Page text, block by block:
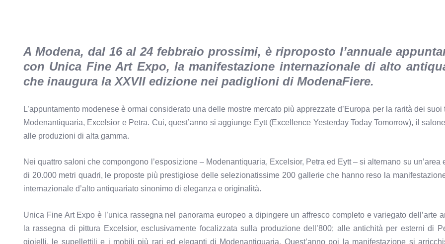
A Modena, dal 16 al 24 febbraio prossimi, è riproposto l’annuale
con Unica Fine Art Expo, la manifestazione internazionale di alto
che inaugura la XXVII edizione nei padiglioni di ModenaFiere.
L’appuntamento modenese è ormai considerato una delle mostre mercato più apprezzate d’Europa per la rarità dei suoi
Modenantiquaria, Excelsior e Petra. Cui, quest’anno si aggiunge Eytt (Excellence Yesterday Today Tomorrow), il
alle produzioni di alta gamma.
Nei quattro saloni che compongono l’esposizione – Modenantiquaria, Excelsior, Petra ed Eytt – si alternano su un’area
di 20.000 metri quadri, le proposte più prestigiose delle selezionatissime 200 gallerie che hanno reso la
internazionale d’alto antiquariato sinonimo di eleganza e originalità.
Unica Fine Art Expo è l’unica rassegna nel panorama europeo a dipingere un affresco completo e variegato dell’arte
la rassegna di pittura Excelsior, esclusivamente focalizzata sulla produzione dell’800; alle antichità per esterni di
gioielli, le supellettili e i mobili più rari ed eleganti di Modenantiquaria. Quest’anno poi la manifestazione si